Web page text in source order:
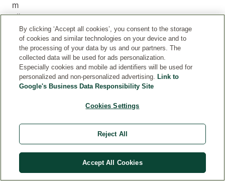
m
až
da
ug
90
mi
nu
tru
gil
By clicking ‘Accept all cookies’, you consent to the storage
of cookies and similar technologies on your device and to
the processing of your data by us and our partners. The
collected data will be used for ads personalization.
Especially cookies and mobile ad identifiers will be used for
personalized and non-personalized advertising. Link to
Google's Business Data Responsibility Site
Cookies Settings
Reject All
Accept All Cookies